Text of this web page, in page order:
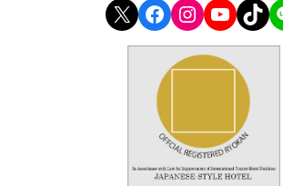
X Facebook Instagram YouTube TikTok LINE